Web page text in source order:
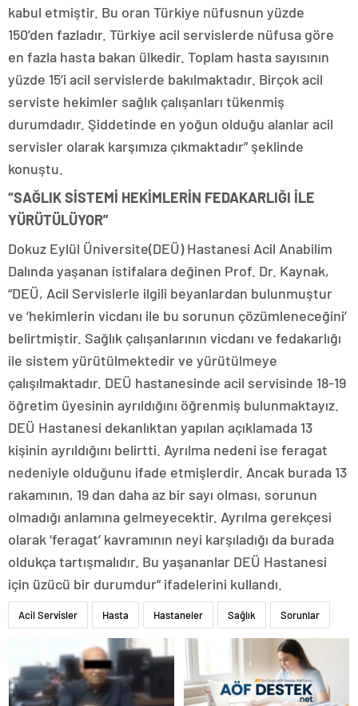
kabul etmiştir. Bu oran Türkiye nüfusnun yüzde
150’den fazladır. Türkiye acil servislerde nüfusa göre
en fazla hasta bakan ülkedir. Toplam hasta sayısının
yüzde 15’i acil servislerde bakılmaktadır. Birçok acil
serviste hekimler sağlık çalışanları tükenmiş
durumdadır. Şiddetinde en yoğun olduğu alanlar acil
servisler olarak karşımıza çıkmaktadır” şeklinde
konuştu.
“SAĞLIK SİSTEMİ HEKİMLERİN FEDAKARLIĞI İLE
YÜRÜTÜLÜYOR”
Dokuz Eylül Üniversite(DEÜ) Hastanesi Acil Anabilim
Dalında yaşanan istifalara değinen Prof. Dr. Kaynak,
“DEÜ, Acil Servislerle ilgili beyanlardan bulunmuştur
ve ‘hekimlerin vicdanı ile bu sorunun çözümleneceğini’
belirtmiştir. Sağlık çalışanlarının vicdanı ve fedakarlığı
ile sistem yürütülmektedir ve yürütülmeye
çalışılmaktadır. DEÜ hastanesinde acil servisinde 18-19
öğretim üyesinin ayrıldığını öğrenmiş bulunmaktayız.
DEÜ Hastanesi dekanlıktan yapılan açıklamada 13
kişinin ayrıldığını belirtti. Ayrılma nedeni ise feragat
nedeniyle olduğunu ifade etmişlerdir. Ancak burada 13
rakamının, 19 dan daha az bir sayı olması, sorunun
olmadığı anlamına gelmeyecektir. Ayrılma gerekçesi
olarak ‘feragat’ kavramının neyi karşıladığı da burada
oldukça tartışmalıdır. Bu yaşananlar DEÜ Hastanesi
için üzücü bir durumdur” ifadelerini kullandı.
Acil Servisler Hasta Hastaneler Sağlık Sorunlar